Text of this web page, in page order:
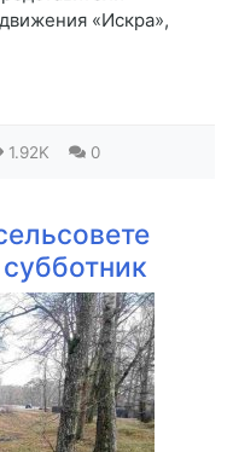
«Искра»,
1.92K 0